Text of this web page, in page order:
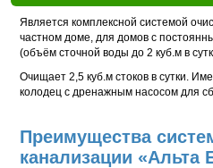
Является комплексной системой
частном доме, для домов с
(объём сточной воды до 2 куб.м в
Очищает 2,5 куб.м стоков в сутки.
колодец с дренажным насосом для
Преимущества
канализации «Альта